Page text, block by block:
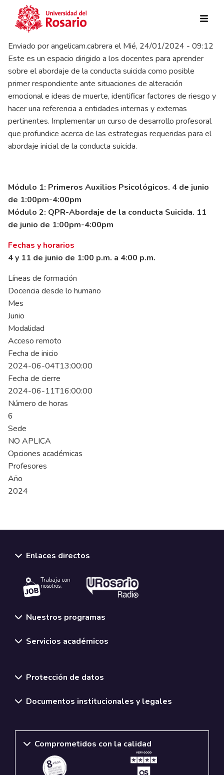
Pasar al contenido principal
Enviado porangelicam.cabrera elMié, 24/01/2024 - 09:12
Este es un espacio dirigido a los docentes para aprender
sobre el abordaje de la conducta suicida como posible
primer respondiente ante situaciones de alteración
emocional e ideas de muerte, identificar factores de riesgo y
hacer una referencia a entidades internas y externas
pertinentes. Implementar un curso de desarrollo profesoral
que profundice acerca de las estrategias requeridas para el
abordaje inicial de la conducta suicida.
Módulo 1: Primeros Auxilios Psicológicos. 4 de junio
de 1:00pm-4:00pm
Módulo 2: QPR-Abordaje de la conducta Suicida. 11
de junio de 1:00pm-4:00pm
Fechas y horarios
4 y 11 de junio de 1:00 p.m. a 4:00 p.m.
Líneas de formación
Docencia desde lo humano
Mes
Junio
Modalidad
Acceso remoto
Fecha de inicio
2024-06-04T13:00:00
Fecha de cierre
2024-06-11T16:00:00
Número de horas
6
Sede
NO APLICA
Opciones académicas
Profesores
Año
2024
Enlaces directos
Trabaja con
nosotros.
Nuestros programas
Servicios académicos
Protección de datos
Documentos institucionales y legales
Comprometidos con la calidad